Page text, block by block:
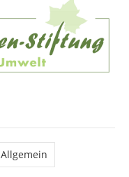
Allgemein